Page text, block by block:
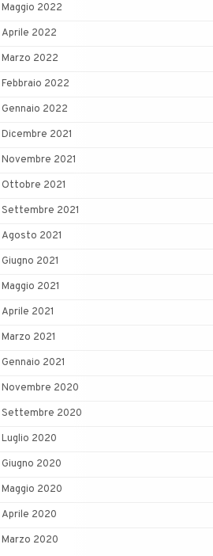
Maggio 2022
Aprile 2022
Marzo 2022
Febbraio 2022
Gennaio 2022
Dicembre 2021
Novembre 2021
Ottobre 2021
Settembre 2021
Agosto 2021
Giugno 2021
Maggio 2021
Aprile 2021
Marzo 2021
Gennaio 2021
Novembre 2020
Settembre 2020
Luglio 2020
Giugno 2020
Maggio 2020
Aprile 2020
Marzo 2020